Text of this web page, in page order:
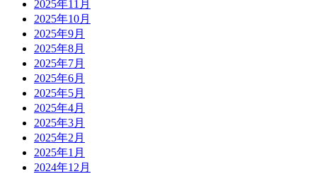
2025年11月
2025年10月
2025年9月
2025年8月
2025年7月
2025年6月
2025年5月
2025年4月
2025年3月
2025年2月
2025年1月
2024年12月